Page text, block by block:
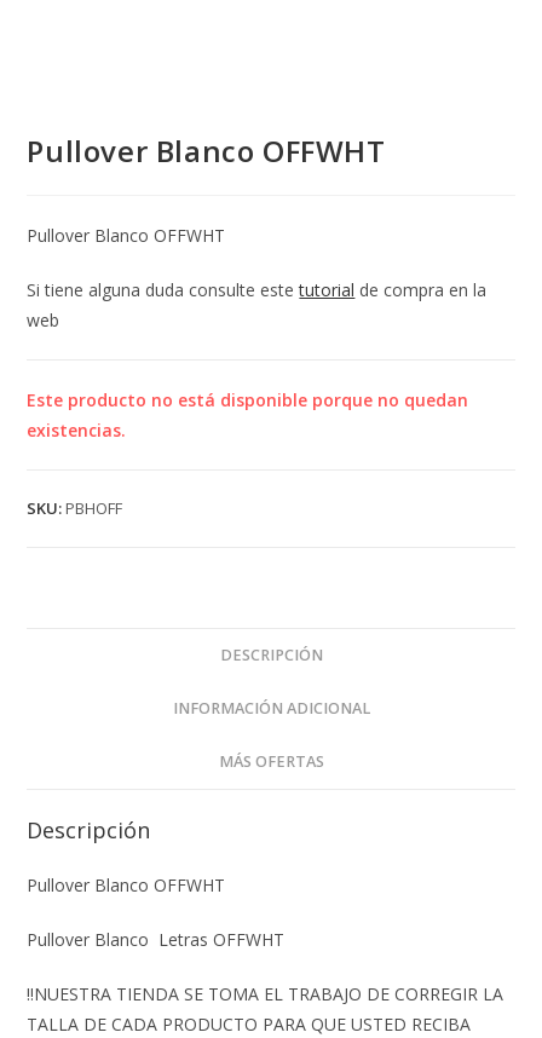
Pullover Blanco OFFWHT
Pullover Blanco OFFWHT
Si tiene alguna duda consulte estetutorial de compra en la
web
Este producto no está disponible porque no quedan
existencias.
SKU:PBHOFF
DESCRIPCIÓN
INFORMACIÓN ADICIONAL
MÁS OFERTAS
Descripción
Pullover Blanco OFFWHT
Pullover Blanco Letras OFFWHT
‼️NUESTRA TIENDA SE TOMA EL TRABAJO DE CORREGIR LA
TALLA DE CADA PRODUCTO PARA QUE USTED RECIBA